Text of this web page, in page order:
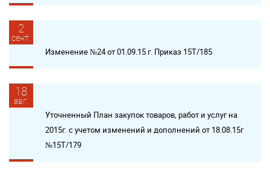
2
сент.
Изменение №24 от 01.09.15 г. Приказ 15Т/185
18
авг.
Уточненный План закупок товаров, работ и услуг на
2015г. с учетом изменений и дополнений от 18.08.15г
№15Т/179